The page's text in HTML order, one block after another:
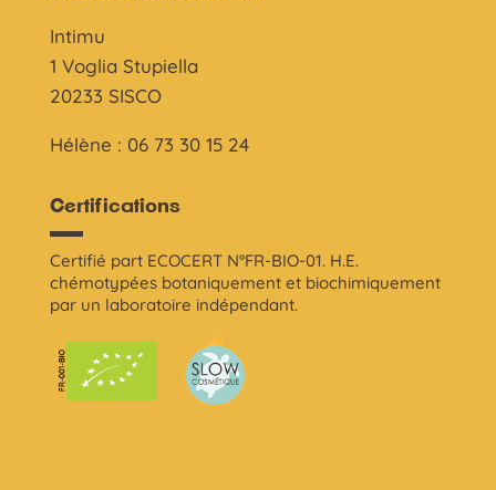
Intimu
1 Voglia Stupiella
20233 SISCO
Hélène : 06 73 30 15 24
Certifications
Certifié part ECOCERT N°FR-BIO-01. H.E.
chémotypées botaniquement et biochimiquement
par un laboratoire indépendant.